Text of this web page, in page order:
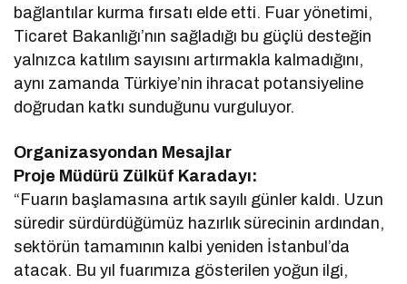
bağlantılar kurma fırsatı elde etti. Fuar yönetimi,
Ticaret Bakanlığı’nın sağladığı bu güçlü desteğin
yalnızca katılım sayısını artırmakla kalmadığını,
aynı zamanda Türkiye’nin ihracat potansiyeline
doğrudan katkı sunduğunu vurguluyor.
Organizasyondan Mesajlar
Proje Müdürü Zülküf Karadayı:
“Fuarın başlamasına artık sayılı günler kaldı. Uzun
süredir sürdürdüğümüz hazırlık sürecinin ardından,
sektörün tamamının kalbi yeniden İstanbul’da
atacak. Bu yıl fuarımıza gösterilen yoğun ilgi,